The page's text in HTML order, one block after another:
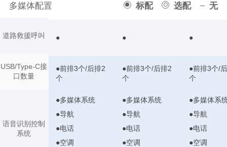
多媒体配置 标配 选配 无
道路救援呼叫
USB/Type-C接
口数量
语音识别控制
系统
● ● ●
●前排3个/后排2
个
●前排3个/后排2
个
●前排3个/
个
●多媒体系统
●导航
●电话
●空调
●多媒体系统
●导航
●电话
●空调
●多媒体系
●导航
●电话
●空调